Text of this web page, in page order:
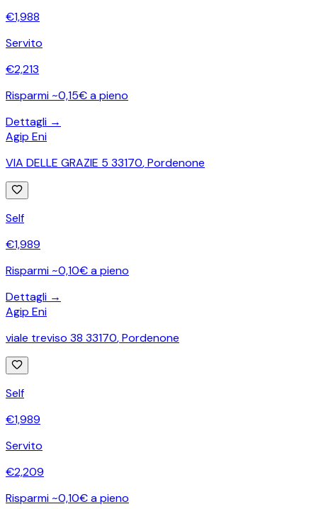
€1,988
Servito
€2,213
Risparmi ~0,15€ a pieno
Dettagli →
Agip Eni
VIA DELLE GRAZIE 5 33170,Pordenone
Self
€1,989
Risparmi ~0,10€ a pieno
Dettagli →
Agip Eni
viale treviso 38 33170,Pordenone
Self
€1,989
Servito
€2,209
Risparmi ~0,10€ a pieno